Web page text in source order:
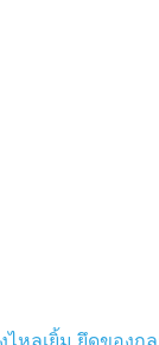
หลเยิ้ม ยึดของกล